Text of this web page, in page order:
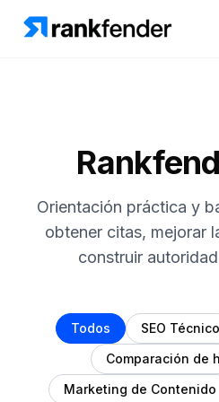
Plataforma
Engine
Seguimiento
competidores
Recursos
Precios
Reservar
Free Trial
Orientación práctica y
obtener citas, mejorar
construir
Todos SEO Técnico
Comparación de
Marketing de Contenido